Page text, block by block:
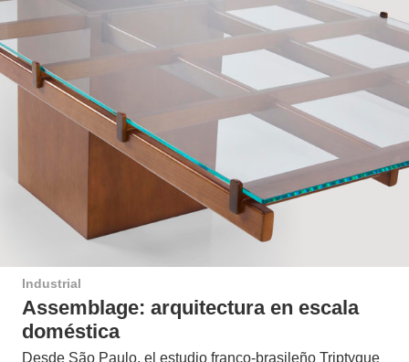
Industrial
Assemblage: arquitectura en escala
doméstica
Desde São Paulo, el estudio franco-brasileño Triptyque